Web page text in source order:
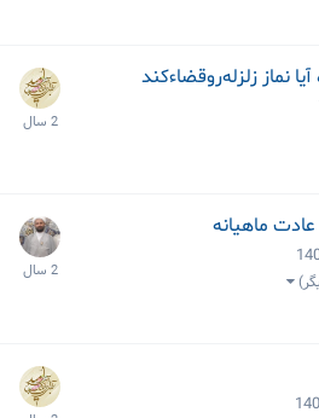
زلزله‌رو‌قضاء‌کند
ماهیانه